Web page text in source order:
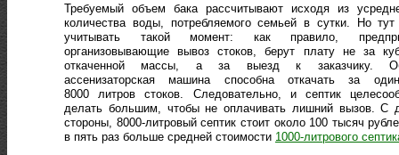
Требуемый объем бака рассчитывают исходя из
количества воды, потребляемого семьей в сутки. Но тут
учитывать такой момент: как правило,
организовывающие вывоз стоков, берут плату не за
откаченной массы, а за выезд к заказчику.
ассенизаторская машина способна откачать за
8000 литров стоков. Следовательно, и септик
делать большим, чтобы не оплачивать лишний вызов. С
стороны, 8000-литровый септик стоит около 100 тысяч
в пять раз больше средней стоимости 1000-литрового